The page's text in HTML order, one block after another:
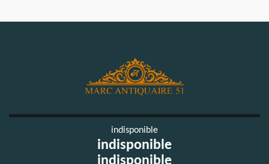
indisponible
indisponible
indisponible